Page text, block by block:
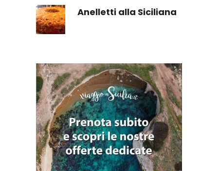
Anelletti alla Siciliana